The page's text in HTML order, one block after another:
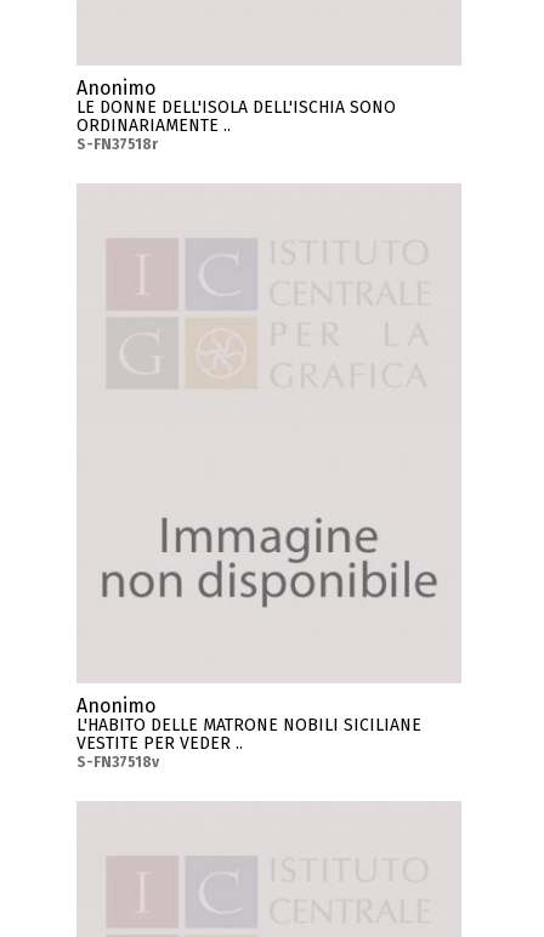
Anonimo
LE DONNE DELL'ISOLA DELL'ISCHIA SONO
ORDINARIAMENTE ..
S-FN37518r
Anonimo
L'HABITO DELLE MATRONE NOBILI SICILIANE
VESTITE PER VEDER ..
S-FN37518v